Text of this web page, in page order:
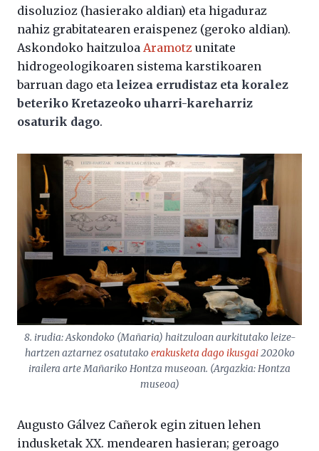
disoluzioz (hasierako aldian) eta higaduraz
nahiz grabitatearen eraispenez (geroko aldian).
Askondoko haitzuloa Aramotz unitate
hidrogeologikoaren sistema karstikoaren
barruan dago eta leizea errudistaz eta koralez
beteriko Kretazeoko uharri-kareharriz
osaturik dago.
8. irudia: Askondoko (Mañaria) haitzuloan aurkitutako leize-
hartzen aztarnez osatutakoerakusketa dago ikusgai2020ko
irailera arte Mañariko Hontza museoan. (Argazkia: Hontza
museoa)
Augusto Gálvez Cañerok egin zituen lehen
indusketak XX. mendearen hasieran; geroago